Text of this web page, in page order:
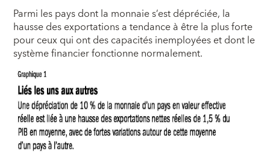
Parmi les pays dont la monnaie s’est dépréciée, la
hausse des exportations a tendance à être la plus forte
pour ceux qui ont des capacités inemployées et dont le
système financier fonctionne normalement.